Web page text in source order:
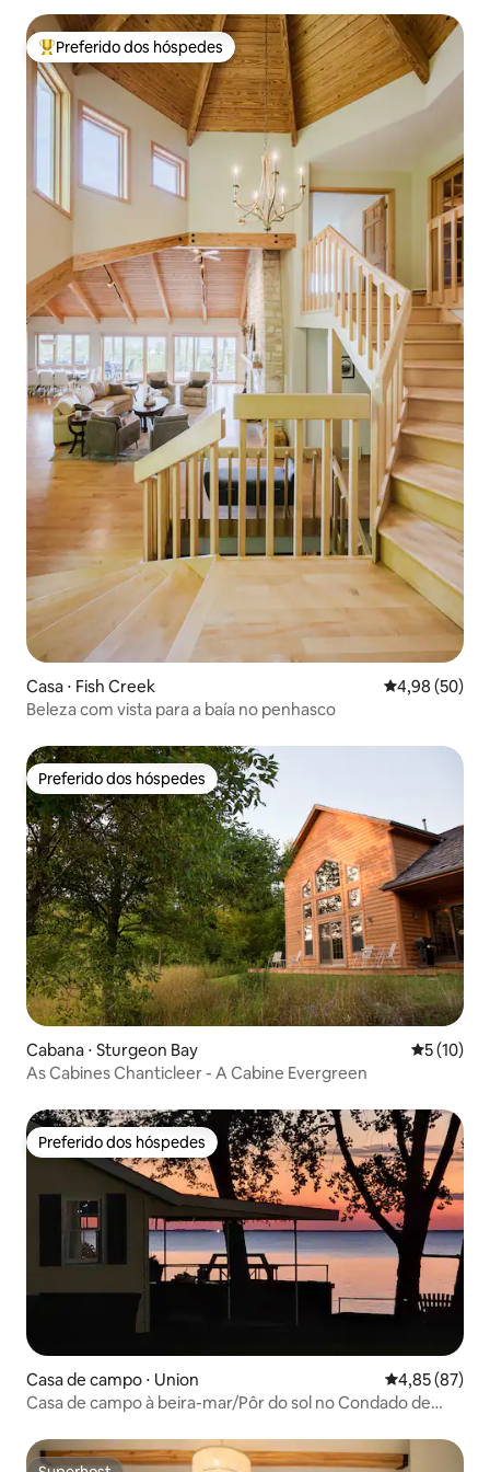
Entre os melhores preferidos dos hóspedes
Preferido dos hóspedes
Casa ⋅ Fish Creek 4,98 de uma
4,98 (50)
Beleza com vista para a baía no penhasco
Preferido dos hóspedes
Preferido dos hóspedes
Cabana ⋅ Sturgeon Bay 5 de uma
5 (10)
As Cabines Chanticleer - A Cabine Evergreen
Preferido dos hóspedes
Preferido dos hóspedes
Casa de campo ⋅ Union 4,85 de uma
4,85 (87)
Casa de campo à beira-mar/Pôr do sol no Condado de